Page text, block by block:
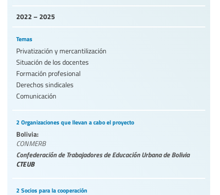
2022 – 2025
Temas
Privatización y mercantilización
Situación de los docentes
Formación profesional
Derechos sindicales
Comunicación
2 Organizaciones que llevan a cabo el proyecto
Bolivia:
CONMERB
Confederación de Trabajadores de Educación Urbana de Bolivia
CTEUB
2 Socios para la cooperación